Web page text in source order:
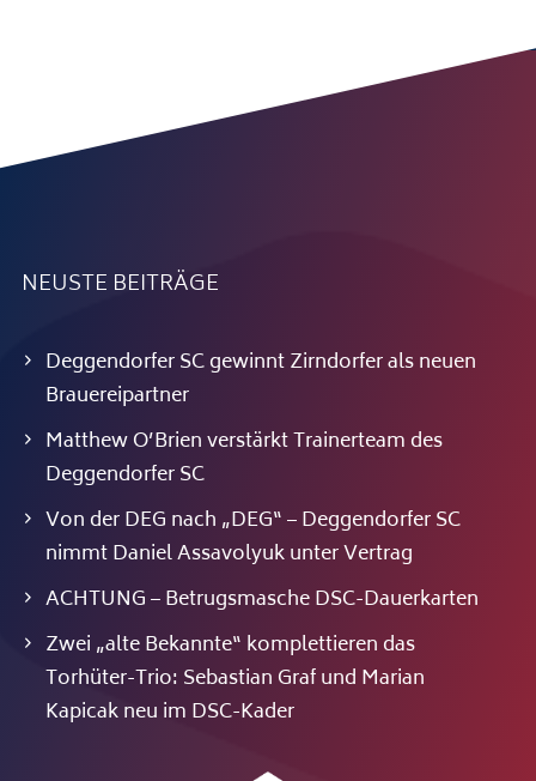
NEUSTE BEITRÄGE
Deggendorfer SC gewinnt Zirndorfer als neuen
Brauereipartner
Matthew O’Brien verstärkt Trainerteam des
Deggendorfer SC
Von der DEG nach „DEG“ – Deggendorfer SC
nimmt Daniel Assavolyuk unter Vertrag
ACHTUNG – Betrugsmasche DSC-Dauerkarten
Zwei „alte Bekannte“ komplettieren das
Torhüter-Trio: Sebastian Graf und Marian
Kapicak neu im DSC-Kader